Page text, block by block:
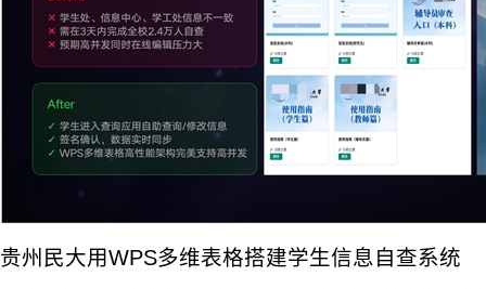
贵州民大用WPS多维表格搭建学生信息自查系统